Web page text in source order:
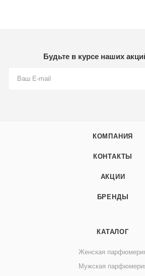
Будьте в курсе наших
КОМПАНИЯ
КОНТАКТЫ
АКЦИИ
БРЕНДЫ
КАТАЛОГ
Женская
Мужская